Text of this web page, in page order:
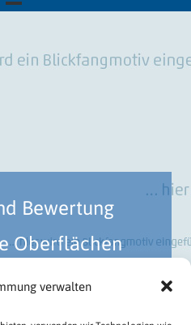
verwalten
Bewertung
Oberflächen